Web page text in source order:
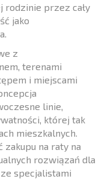
rodzinie przez cały
jako
z
terenami
i miejscami
linie,
której tak
mieszkalnych.
na raty na
rozwiązań dla
specjalistami